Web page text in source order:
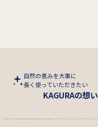
自然の恵みを大事に
長く使っていただきたい
KAGURAの想い